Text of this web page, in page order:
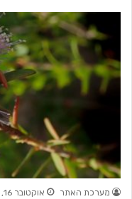
מערכת האתר אוקטובר 16, 2019